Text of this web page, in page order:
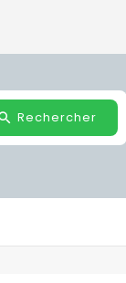
Rechercher